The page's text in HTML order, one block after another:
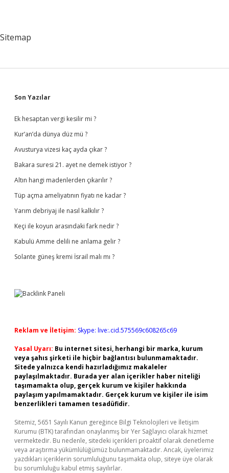
Sitemap
Sidebar
Son Yazılar
Ek hesaptan vergi kesilir mi ?
Kur’an’da dünya düz mü ?
Avusturya vizesi kaç ayda çıkar ?
Bakara suresi 21. ayet ne demek istiyor ?
Altın hangi madenlerden çıkarılır ?
Tüp açma ameliyatının fiyatı ne kadar ?
Yarım debriyaj ile nasıl kalkılır ?
Keçi ile koyun arasındaki fark nedir ?
Kabulü Amme delili ne anlama gelir ?
Solante güneş kremi İsrail malı mı ?
Reklam ve İletişim: Skype: live:.cid.575569c608265c69
Yasal Uyarı: Bu internet sitesi, herhangi bir marka, kurum
veya şahıs şirketi ile hiçbir bağlantısı bulunmamaktadır.
Sitede yalnızca kendi hazırladığımız makaleler
paylaşılmaktadır. Burada yer alan içerikler haber niteliği
taşımamakta olup, gerçek kurum ve kişiler hakkında
paylaşım yapılmamaktadır. Gerçek kurum ve kişiler ile isim
benzerlikleri tamamen tesadüfidir.
Sitemiz, 5651 Sayılı Kanun gereğince Bilgi Teknolojileri ve İletişim
Kurumu (BTK) tarafından onaylanmış bir Yer Sağlayıcı olarak hizmet
vermektedir. Bu nedenle, sitedeki içerikleri proaktif olarak denetleme
veya araştırma yükümlülüğümüz bulunmamaktadır. Ancak, üyelerimiz
yazdıkları içeriklerin sorumluluğunu taşımakta olup, siteye üye olarak
bu sorumluluğu kabul etmiş sayılırlar.